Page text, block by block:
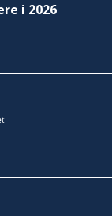
i 2026